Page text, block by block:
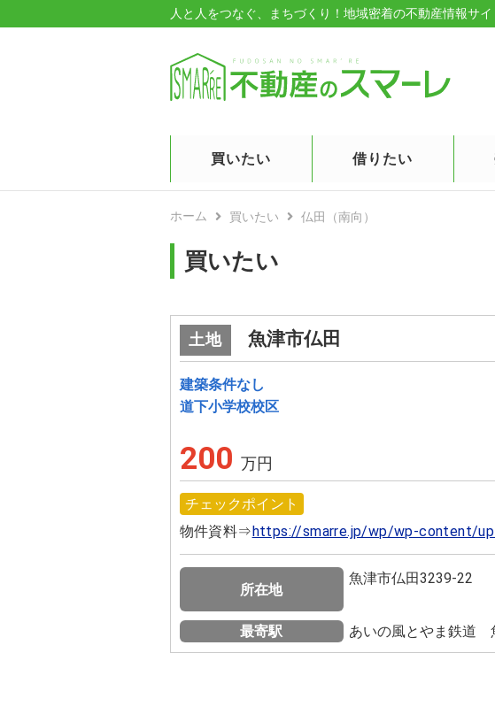
人と人をつなぐ、まちづくり！ 地域密着の不動産情報サイ
買いたい 借りたい
ホーム 買いたい 仏田（南向）
買いたい
土地 魚津市仏田
建築条件なし
道下小学校校区
200 万円
チェックポイント
物件資料⇒ https://smarre.jp/wp/wp-content/
所在地
魚津市仏田3239-22
最寄駅 あいの風とやま鉄道